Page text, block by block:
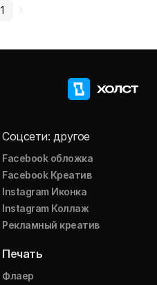
1
Соцсети: другое
Facebook обложка
Facebook Креатив
Instagram Иконка
Instagram Коллаж
Рекламный креатив
Печать
Флаер